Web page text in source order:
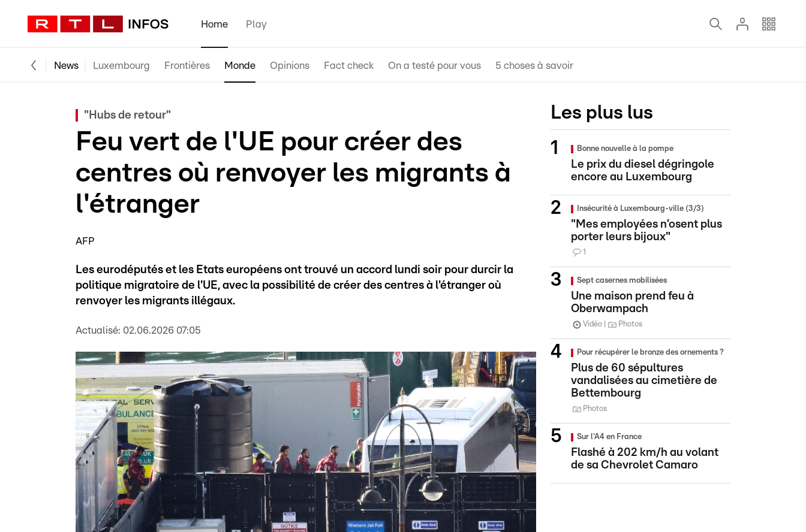
Home Play
News Luxembourg Frontières Monde Opinions Fact check On a testé pour vous 5 choses à savoir
"Hubs de retour"
Feu vert de l'UE pour créer des
centres où renvoyer les migrants à
l'étranger
AFP
Les eurodéputés et les Etats européens ont trouvé un accord lundi soir pour durcir la
politique migratoire de l'UE, avec la possibilité de créer des centres à l'étranger où
renvoyer les migrants illégaux.
Actualisé: 02.06.2026 07:05
Les plus lus
Bonne nouvelle à la pompe
Le prix du diesel dégringole
encore au Luxembourg
Insécurité à Luxembourg-ville (3/3)
"Mes employées n’osent plus
porter leurs bijoux"
1
Sept casernes mobilisées
Une maison prend feu à
Oberwampach
Vidéo Photos
Pour récupérer le bronze des ornements ?
Plus de 60 sépultures
vandalisées au cimetière de
Bettembourg
Photos
Sur l'A4 en France
Flashé à 202 km/h au volant
de sa Chevrolet Camaro